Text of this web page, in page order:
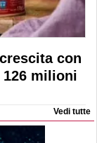
con
milioni
Vedi tutte